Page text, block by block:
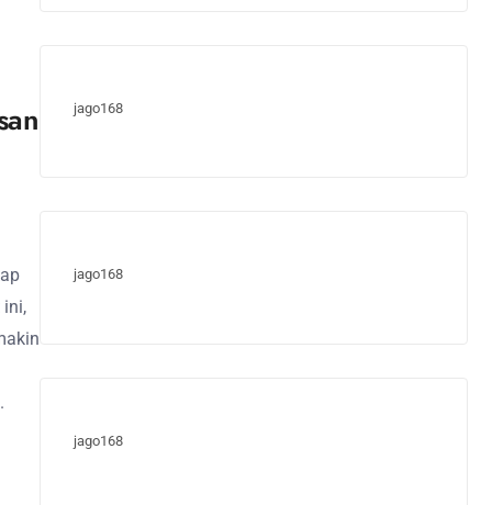
ini,
jago168
jago168
jago168